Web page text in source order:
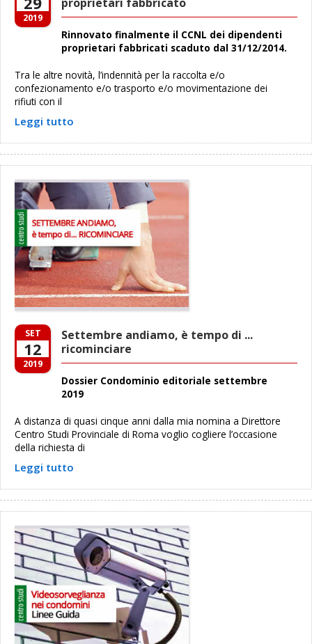
2019
Rinnovato finalmente il CCNL dei dipendenti
proprietari fabbricati scaduto dal 31/12/2014.
Tra le altre novità, l’indennità per la raccolta e/o
confezionamento e/o trasporto e/o movimentazione dei
rifiuti con il
Leggi tutto
SET
12
2019
Settembre andiamo, è tempo di ...
ricominciare
Dossier Condominio editoriale settembre
2019
A distanza di quasi cinque anni dalla mia nomina a Direttore
Centro Studi Provinciale di Roma voglio cogliere l’occasione
della richiesta di
Leggi tutto